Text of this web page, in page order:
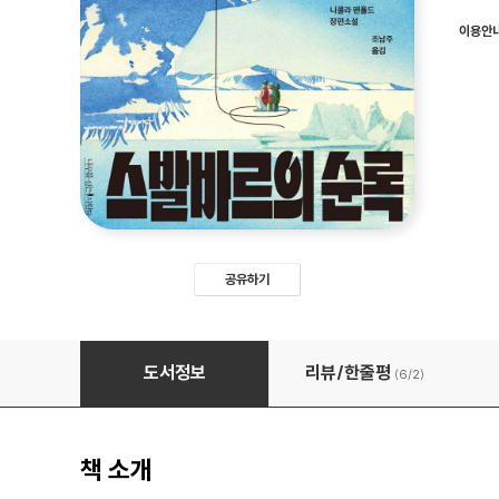
공유하기
이용안
스발바르의 순록
도서정보 리뷰/한줄평 (6/2)
책 소개